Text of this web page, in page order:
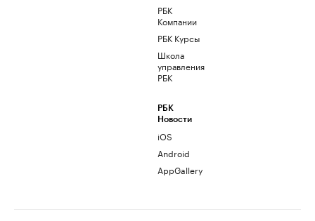
РБК
Компании
РБК Курсы
Школа
управления
РБК
РБК
Новости
iOS
Android
AppGallery